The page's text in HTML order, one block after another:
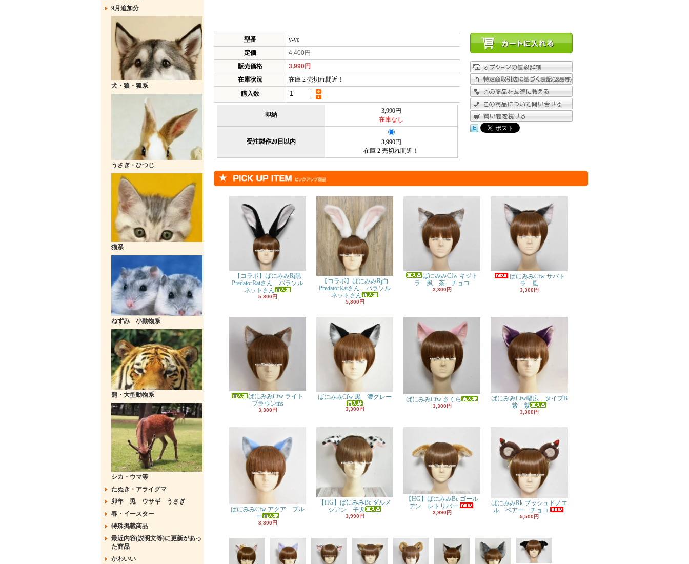
9月追加分
犬・狼・狐系
うさぎ・ひつじ
猫系
ねずみ 小動物系
熊・大型動物系
シカ・ウマ等
たぬき・アライグマ
卯年 兎 ウサギ うさぎ
春・イースター
特殊掲載商品
最近内容(説明文等)に更新があっ
た商品
かわいい
型番
y-vc
定価
4,400円
販売価格
3,990円
在庫状況
在庫 2 売切れ間近！
購入数
即納
3,990円
在庫なし
受注製作20日以内
3,990円
在庫 2 売切れ間近！
【コラボ】ばにみみRj黒
PredatorRatさん パラソル
ネットさん
5,800円
【コラボ】ばにみみRj白
PredatorRatさん パラソル
ネットさん
5,800円
ばにみみCfw キジト
ラ 風 茶 チョコ
3,300円
ばにみみCfw サバト
ラ 風
3,300円
ばにみみCfw ライト
ブラウンms
3,300円
ばにみみCfw 黒 濃グレー
3,300円
ばにみみCfw さくら
3,300円
ばにみみCfw幅広 タイプB
紫 紫
3,300円
ばにみみCfw アクア ブル
ー
3,300円
【HG】ばにみみBc ダルメ
シアン 子犬
3,990円
【HG】ばにみみBc ゴール
デン レトリバー
3,990円
ばにみみRk ブッシュドノエ
ル ベアー チョコ
5,500円